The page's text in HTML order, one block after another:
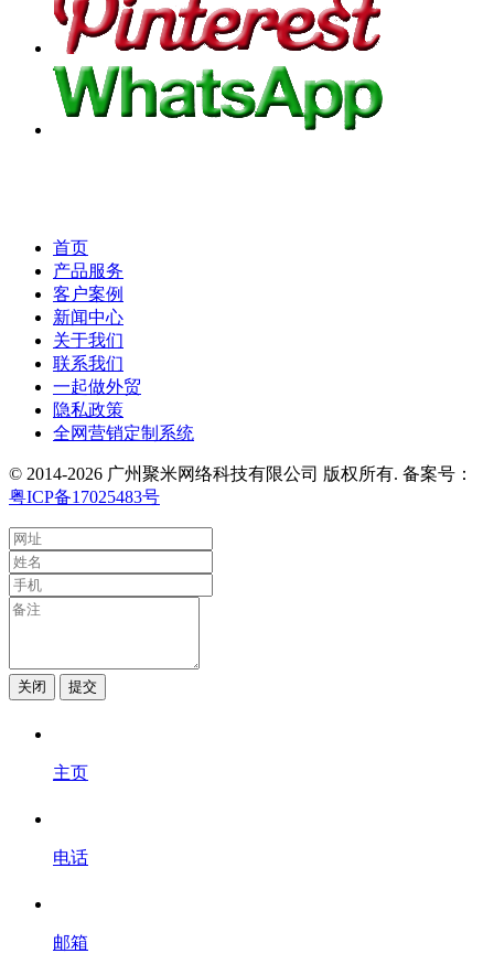
首页
产品服务
客户案例
新闻中心
关于我们
联系我们
一起做外贸
隐私政策
全网营销定制系统
© 2014-2026 广州聚米网络科技有限公司 版权所有. 备案号：
粤ICP备17025483号
关闭 提交
主页
电话
邮箱